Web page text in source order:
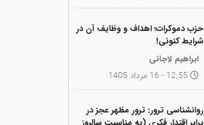
حزب دموکرات؛ اهداف و وظایف آن در
شرایط کنونی!
ابراهیم لاجانی
12:55 - 16 مرداد 1405
روانشناسی ترور: ترور مظهر عجز در
برابر اقتدار فکری (به مناسبت سالروز